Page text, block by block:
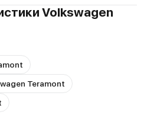
Volkswagen
Teramont